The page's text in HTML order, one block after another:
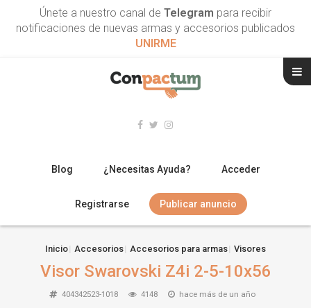
Únete a nuestro canal de Telegram para recibir
notificaciones de nuevas armas y accesorios publicados
UNIRME
Blog ¿Necesitas Ayuda? Acceder
Registrarse Publicar anuncio
ESCOPETAS
ARMAS CORTAS
Inicio Accesorios Accesorios para armas Visores
Visor Swarovski Z4i 2-5-10x56
404342523-1018 4148 hace más de un año